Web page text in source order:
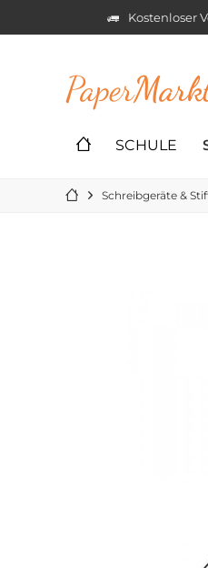
Kostenloser
Paper
SCHULE
Schreibgeräte &